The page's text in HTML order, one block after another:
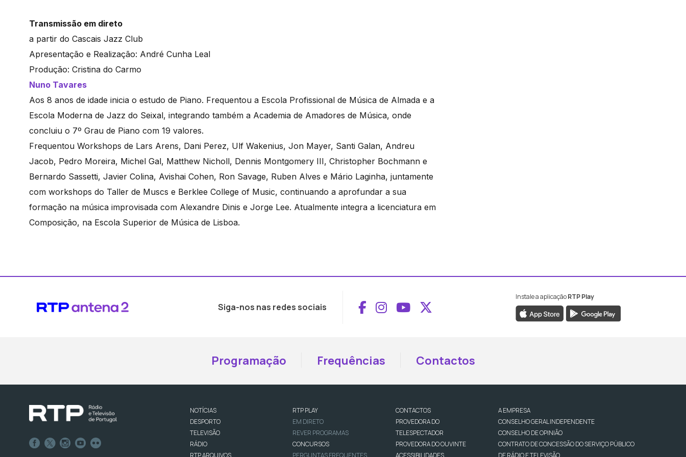
Transmissão em direto
a partir do Cascais Jazz Club
Apresentação e Realização: André Cunha Leal
Produção: Cristina do Carmo
Nuno Tavares
Aos 8 anos de idade inicia o estudo de Piano. Frequentou a Escola Profissional de Música de Almada e a
Escola Moderna de Jazz do Seixal, integrando também a Academia de Amadores de Música, onde
concluiu o 7º Grau de Piano com 19 valores.
Frequentou Workshops de Lars Arens, Dani Perez, Ulf Wakenius, Jon Mayer, Santi Galan, Andreu
Jacob, Pedro Moreira, Michel Gal, Matthew Nicholl, Dennis Montgomery III, Christopher Bochmann e
Bernardo Sassetti, Javier Colina, Avishai Cohen, Ron Savage, Ruben Alves e Mário Laginha, juntamente
com workshops do Taller de Muscs e Berklee College of Music, continuando a aprofundar a sua
formação na música improvisada com Alexandre Dinis e Jorge Lee. Atualmente integra a licenciatura em
Composição, na Escola Superior de Música de Lisboa.
Siga-nos nas redes sociais Aceder ao Facebook da RTP Antena 2
Aceder ao Instagram da RTP Antena 2
Aceder ao YouTube da RTP Antena 2
Aceder ao X da RTP Antena 2
Instale a aplicaçãoRTP Play
Programação Frequências Contactos
NOTÍCIAS
DESPORTO
TELEVISÃO
RÁDIO
RTP PLAY
EM DIRETO
REVER PROGRAMAS
CONCURSOS
CONTACTOS
PROVEDORA DO
TELESPECTADOR
PROVEDORA DO OUVINTE
A EMPRESA
CONSELHO GERAL INDEPENDENTE
CONSELHO DE OPINIÃO
CONTRATO DE CONCESSÃO DO SERVIÇO PÚBLICO